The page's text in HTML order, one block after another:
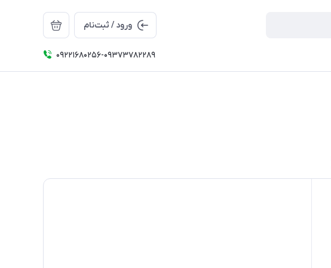
ورود / ثبت‌نام
09221680256-09373782289